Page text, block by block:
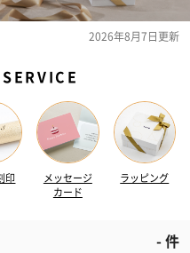
2026年8月7日更新
印
メッセージ
カード
ラッピング
-件